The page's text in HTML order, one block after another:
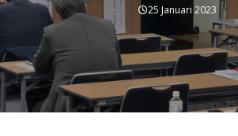
25 Januari 2023